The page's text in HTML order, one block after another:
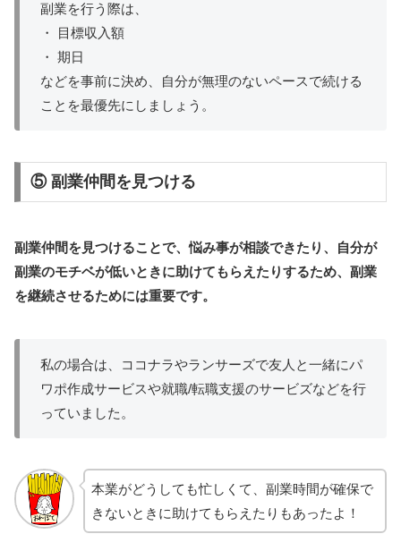
副業を行う際は、
・ 目標収入額
・ 期日
などを事前に決め、自分が無理のないペースで続ける
ことを最優先にしましょう。
⑤ 副業仲間を見つける
副業仲間を見つけることで、悩み事が相談できたり、自分が
副業のモチベが低いときに助けてもらえたりするため、副業
を継続させるためには重要です。
私の場合は、ココナラやランサーズで友人と一緒にパ
ワポ作成サービスや就職/転職支援のサービズなどを行
っていました。
本業がどうしても忙しくて、副業時間が確保で
きないときに助けてもらえたりもあったよ！